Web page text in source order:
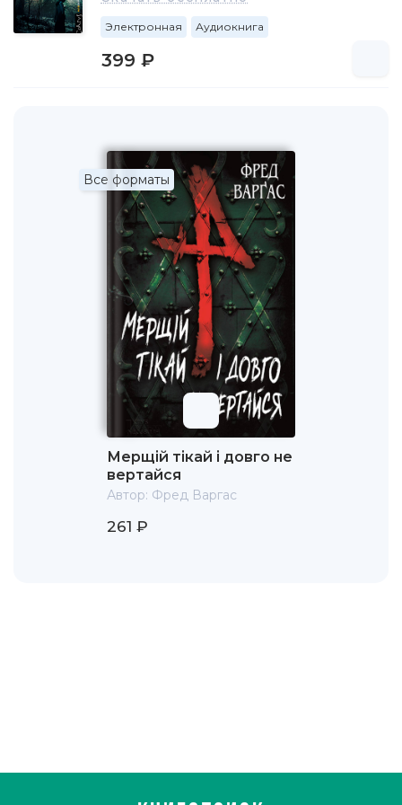
Электронная Аудиокнига
399 ₽
Все форматы
Мерщій тікай і довго не
вертайся
Автор: Фред Варгас
261 ₽